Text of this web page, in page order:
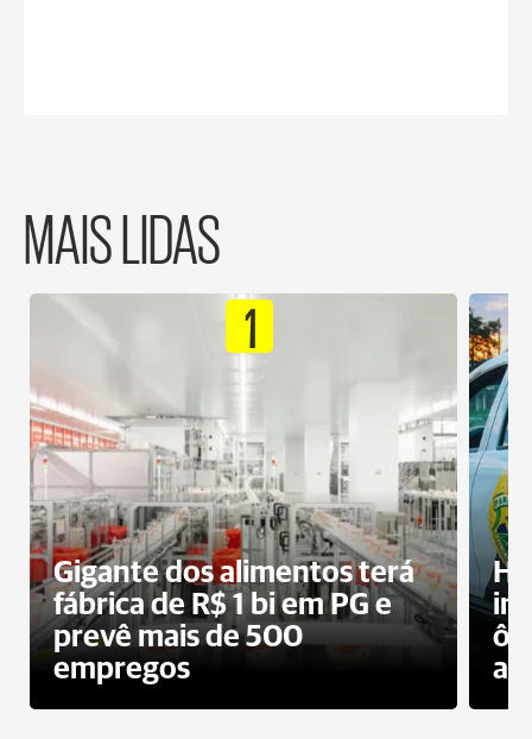
MAIS LIDAS
1
Gigante dos alimentos terá
fábrica de R$ 1 bi em PG e
prevê mais de 500
empregos